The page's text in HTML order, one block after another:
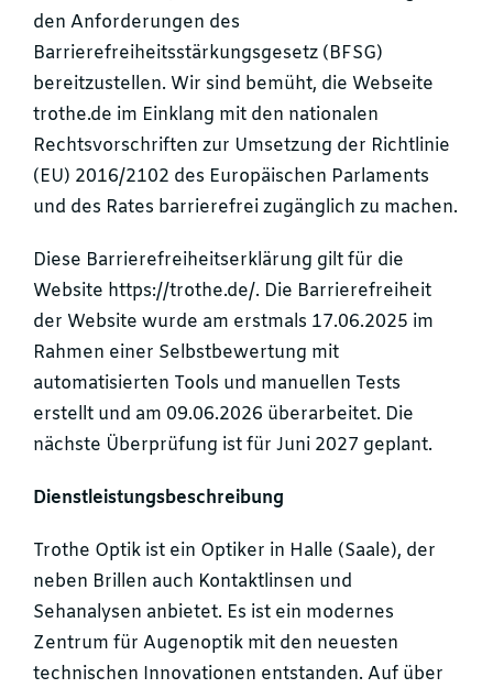
den Anforderungen des
Barrierefreiheitsstärkungsgesetz (BFSG)
bereitzustellen. Wir sind bemüht, die Webseite
trothe.de im Einklang mit den nationalen
Rechtsvorschriften zur Umsetzung der Richtlinie
(EU) 2016/2102 des Europäischen Parlaments
und des Rates barrierefrei zugänglich zu machen.
Diese Barrierefreiheitserklärung gilt für die
Website https://trothe.de/. Die Barrierefreiheit
der Website wurde am erstmals 17.06.2025 im
Rahmen einer Selbstbewertung mit
automatisierten Tools und manuellen Tests
erstellt und am 09.06.2026 überarbeitet. Die
nächste Überprüfung ist für Juni 2027 geplant.
Dienstleistungsbeschreibung
Trothe Optik ist ein Optiker in Halle (Saale), der
neben Brillen auch Kontaktlinsen und
Sehanalysen anbietet. Es ist ein modernes
Zentrum für Augenoptik mit den neuesten
technischen Innovationen entstanden. Auf über